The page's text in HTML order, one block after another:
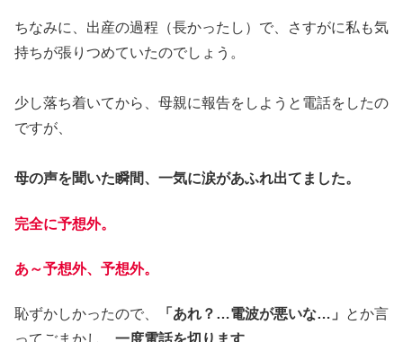
ちなみに、出産の過程（長かったし）で、さすがに私も気
持ちが張りつめていたのでしょう。
少し落ち着いてから、母親に報告をしようと電話をしたの
ですが、
母の声を聞いた瞬間、一気に涙があふれ出てました。
完全に予想外。
あ～予想外、予想外。
恥ずかしかったので、 「あれ？…電波が悪いな…」
とか言